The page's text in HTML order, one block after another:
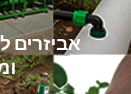
אביזרים